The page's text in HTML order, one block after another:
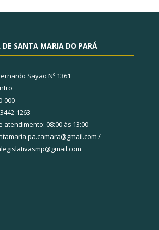
DE SANTA MARIA DO PARÁ
Sayão Nº 1361
000
1263
atendimento: 08:00 às 13:00
/